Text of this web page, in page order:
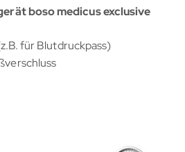
boso medicus exclusive
für Blutdruckpass)